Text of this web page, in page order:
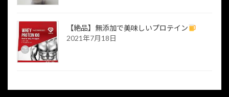
【絶品】無添加で美味しいプロテイン
2021年7月18日